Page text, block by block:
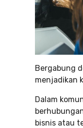
Bergabung
menjadikan
Dalam
bisnis atau